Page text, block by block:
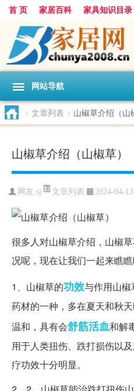
首 页 家居百科 家具知识目录
网站导航
> 文章列表 > 山椒草介绍（山
山椒草介绍（山椒草）
网友:sj 文章列表 2024-04-
很多人对山椒草介绍，山椒
况呢，现在让我们一起来瞧瞧
1、山椒草的功效与作用山椒
药材的一种，多在夏天和秋
温和，具有会舒筋活血和解
用于人类扭伤、跌打损伤以
疗功效十分明显。